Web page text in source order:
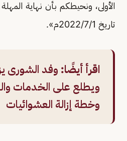
الأولى، ونحيطكم بأن نهاية المهلة
تاريخ 2022/7/1م».
اقرأ أيضًا: وفد الشورى
ويطلع على الخدمات
وخطة إزالة العشوائيات